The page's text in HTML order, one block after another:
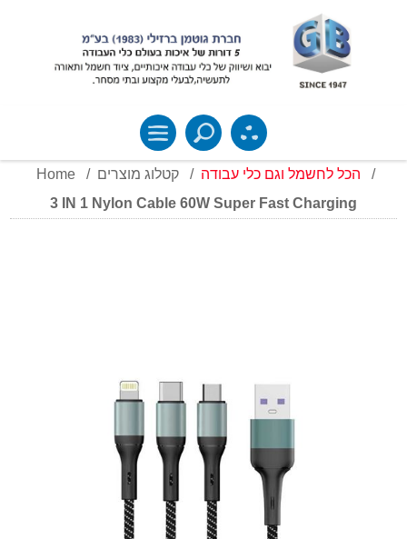
Home / קטלוג מוצרים / הכל לחשמל וגם כלי עבודה
/
3 IN 1 Nylon Cable 60W Super Fast Charging